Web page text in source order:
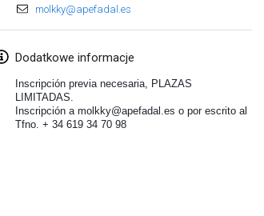
molkky@apefadal.es
Dodatkowe informacje
Inscripción previa necesaria, PLAZAS
LIMITADAS.
Inscripción a molkky@apefadal.es o por escrito al
Tfno. + 34 619 34 70 98
luty 2020
Open de l'Ourse
Möl'Krêpes
1 lut 2020|Francja